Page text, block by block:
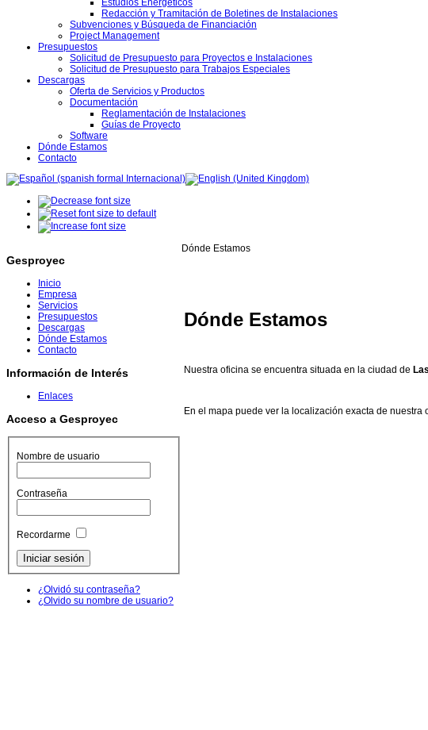
Estudios Energéticos
Redacción y Tramitación de Boletines de Instalaciones
Subvenciones y Búsqueda de Financiación
Project Management
Presupuestos
Solicitud de Presupuesto para Proyectos e Instalaciones
Solicitud de Presupuesto para Trabajos Especiales
Descargas
Oferta de Servicios y Productos
Documentación
Reglamentación de Instalaciones
Guías de Proyecto
Software
Dónde Estamos
Contacto
Gesproyec
Inicio
Empresa
Servicios
Presupuestos
Descargas
Dónde Estamos
Contacto
Información de Interés
Enlaces
Acceso a Gesproyec
Nombre de usuario
Contraseña
Recordarme
¿Olvidó su contraseña?
¿Olvido su nombre de usuario?
Dónde Estamos
Dónde Estamos
Nuestra oficina se encuentra situada en la ciudad de
En el mapa puede ver la localización exacta de nuestra